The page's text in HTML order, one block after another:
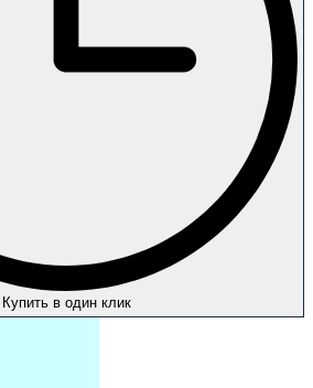
Купить в один клик